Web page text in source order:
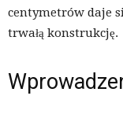
centymetrów daje
trwałą konstrukcję.